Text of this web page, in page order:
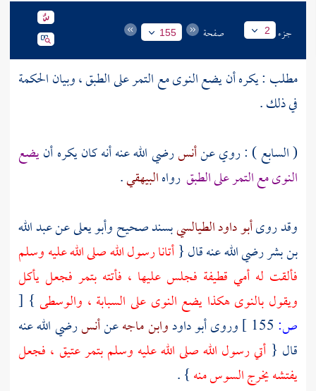
جزء 2 صفحة 155
مطلب : يكره أن يضع النوى مع التمر على الطبق ، وبيان الحكمة
في ذلك .
( السابع ) : روي عنأنسرضي الله عنه أنه كان يكره أنيضع
النوى مع التمر على الطبق رواهالبيهقي.
وقد روىأبو داود الطيالسيبسند صحيحوأبو يعلىعنعبد الله
بن بشررضي الله عنه قال {أتانا رسول الله صلى الله عليه وسلم
فألقت له أمي قطيفة فجلس عليها ، فأتته بتمر فجعل يأكل
ويقول بالنوى هكذا يضع النوى على السبابة ، والوسطى }
[
ص:
وروىأبو داودوابن ماجهعنأنسرضي الله عنه
قال { أتي رسول الله صلى الله عليه وسلم بتمر عتيق ، فجعل
يفتشه يخرج السوس منه} .